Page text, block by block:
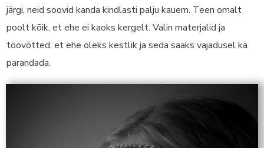
järgi, neid soovid kanda kindlasti palju kauem. Teen omalt
poolt kõik, et ehe ei kaoks kergelt. Valin materjalid ja
töövõtted, et ehe oleks kestlik ja seda saaks vajadusel ka
parandada.